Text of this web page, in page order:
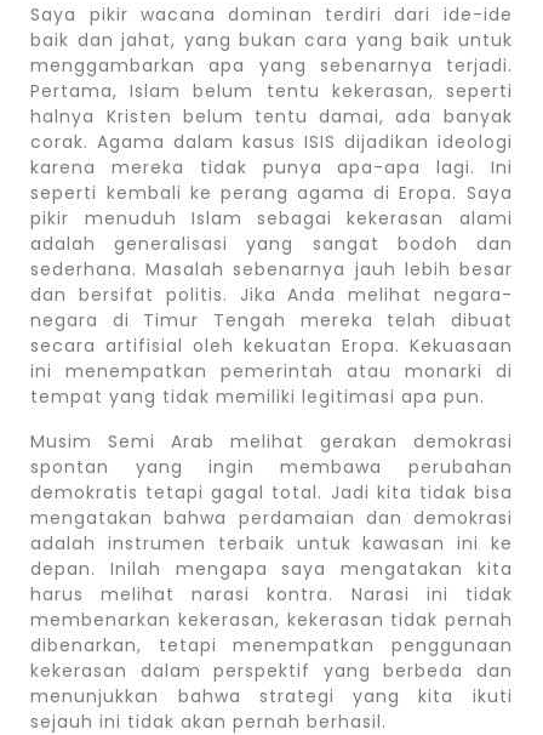
Saya pikir wacana dominan terdiri dari ide-ide
baik dan jahat, yang bukan cara yang baik untuk
menggambarkan apa yang sebenarnya terjadi.
Pertama, Islam belum tentu kekerasan, seperti
halnya Kristen belum tentu damai, ada banyak
corak. Agama dalam kasus ISIS dijadikan ideologi
karena mereka tidak punya apa-apa lagi. Ini
seperti kembali ke perang agama di Eropa. Saya
pikir menuduh Islam sebagai kekerasan alami
adalah generalisasi yang sangat bodoh dan
sederhana. Masalah sebenarnya jauh lebih besar
dan bersifat politis. Jika Anda melihat negara-
negara di Timur Tengah mereka telah dibuat
secara artifisial oleh kekuatan Eropa. Kekuasaan
ini menempatkan pemerintah atau monarki di
tempat yang tidak memiliki legitimasi apa pun.
Musim Semi Arab melihat gerakan demokrasi
spontan yang ingin membawa perubahan
demokratis tetapi gagal total. Jadi kita tidak bisa
mengatakan bahwa perdamaian dan demokrasi
adalah instrumen terbaik untuk kawasan ini ke
depan. Inilah mengapa saya mengatakan kita
harus melihat narasi kontra. Narasi ini tidak
membenarkan kekerasan, kekerasan tidak pernah
dibenarkan, tetapi menempatkan penggunaan
kekerasan dalam perspektif yang berbeda dan
menunjukkan bahwa strategi yang kita ikuti
sejauh ini tidak akan pernah berhasil.